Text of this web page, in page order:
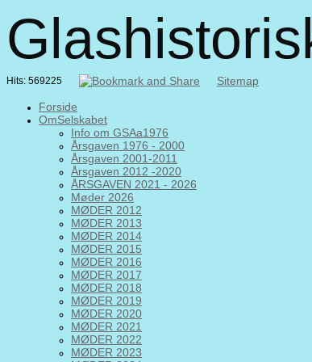
Hits: 569225
Sitemap
Forside
OmSelskabet
Info om GSAa1976
Årsgaven 1976 - 2000
Årsgaven 2001-2011
Årsgaven 2012 -2020
ÅRSGAVEN 2021 - 2026
Møder 2026
MØDER 2012
MØDER 2013
MØDER 2014
MØDER 2015
MØDER 2016
MØDER 2017
MØDER 2018
MØDER 2019
MØDER 2020
MØDER 2021
MØDER 2022
MØDER 2023